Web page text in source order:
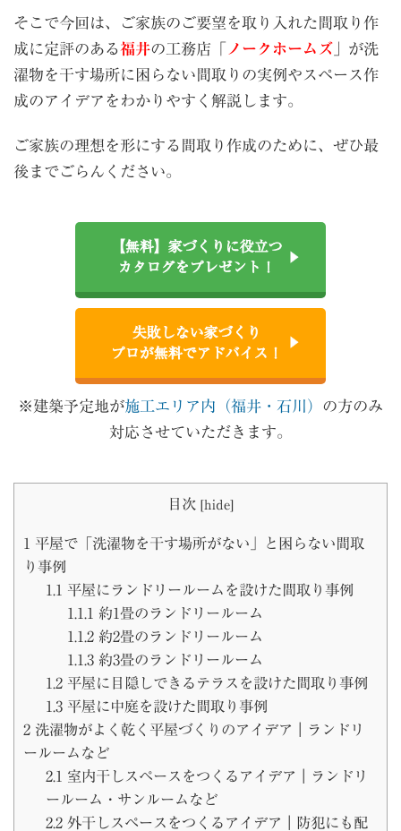
そこで今回は、ご家族のご要望を取り入れた間取り作
成に定評のある福井の工務店「 ノークホームズ 」が洗
濯物を干す場所に困らない間取りの実例やスペース作
成のアイデアをわかりやすく解説します。
ご家族の理想を形にする間取り作成のために、ぜひ最
後までごらんください。
【無料】家づくりに役立つ
カタログをプレゼント！
失敗しない家づくり
プロが無料でアドバイス！
※建築予定地が施工エリア内（福井・石川） の方のみ
対応させていただきます。
目次 [hide]
1
平屋で「洗濯物を干す場所がない」と困らない間取
り事例
1.1
平屋にランドリールームを設けた間取り事例
1.1.1
約1畳のランドリールーム
1.1.2 約2畳のランドリールーム
1.1.3 約3畳のランドリールーム
1.2平屋に目隠しできるテラスを設けた間取り事例
1.3平屋に中庭を設けた間取り事例
2 洗濯物がよく乾く平屋づくりのアイデア｜ランドリ
ールームなど
2.1
室内干しスペースをつくるアイデア｜ランドリ
ールーム・サンルームなど
2.2外干しスペースをつくるアイデア｜防犯にも配